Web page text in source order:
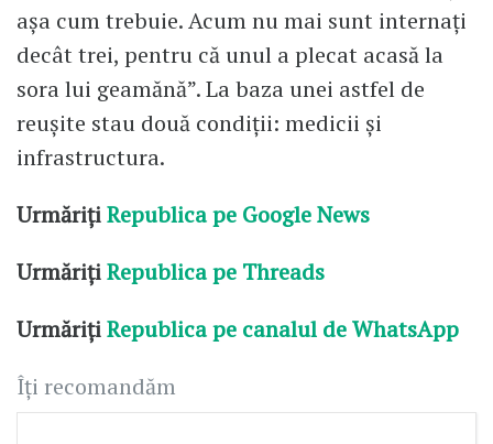
așa cum trebuie. Acum nu mai sunt internați
decât trei, pentru că unul a plecat acasă la
sora lui geamănă”. La baza unei astfel de
reușite stau două condiții: medicii și
infrastructura.
UrmărițiRepublica pe Google News
UrmărițiRepublica pe Threads
UrmărițiRepublica pe canalul de WhatsApp
Îți recomandăm